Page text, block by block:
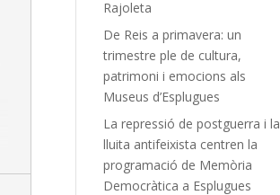
Rajoleta
De Reis a primavera: un
trimestre ple de cultura,
patrimoni i emocions als
Museus d’Esplugues
La repressió de postguerra i la
lluita antifeixista centren la
programació de Memòria
Democràtica a Esplugues